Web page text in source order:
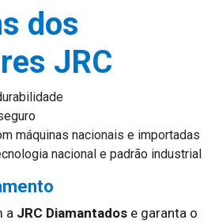
dos
JRC
máquinas nacionais e importadas
nacional e padrão industrial
a JRC Diamantados e garanta o